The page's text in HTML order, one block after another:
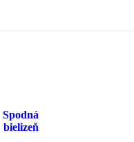
Spodná
bielizeň